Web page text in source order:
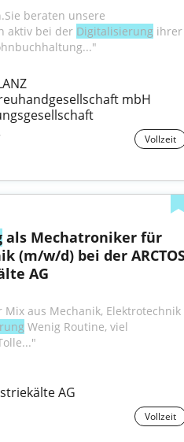
beraten unsere
aktiv bei der Digitalisierung ihrer
mbH
Vollzeit
als Mechatroniker für
(m/w/d) bei der
AG
Mix aus Mechanik, Elektrotechnik
Wenig Routine, viel
AG
Vollzeit